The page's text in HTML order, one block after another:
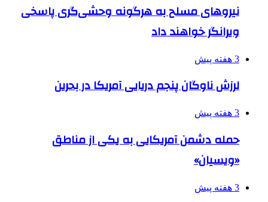
نیروهای مسلح به هرگونه وحشی‌گری پاسخی
ویرانگر خواهند داد
3 هفته پیش
لرزش ناوگان پنجم دریایی آمریکا در بحرین
3 هفته پیش
حمله دشمن آمریکایی به یکی از مناطق
«ویسیان»
3 هفته پیش